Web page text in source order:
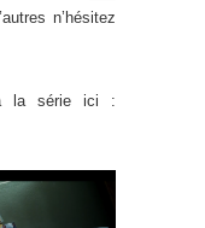
n’hésitez
la série ici :